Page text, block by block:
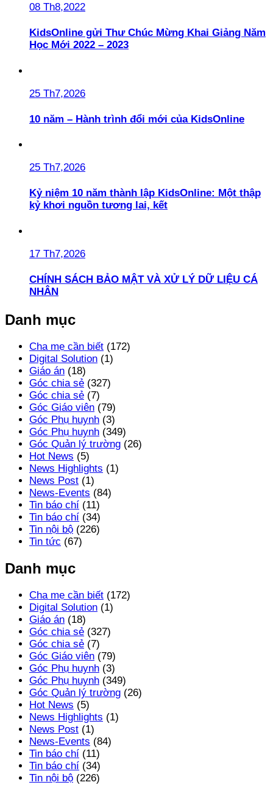
08 Th8,2022
KidsOnline gửi Thư Chúc Mừng Khai Giảng Năm
Học Mới 2022 – 2023
25 Th7,2026
10 năm – Hành trình đổi mới của KidsOnline
25 Th7,2026
Kỷ niệm 10 năm thành lập KidsOnline: Một thập
kỷ khơi nguồn tương lai, kết
17 Th7,2026
CHÍNH SÁCH BẢO MẬT VÀ XỬ LÝ DỮ LIỆU CÁ
NHÂN
Danh mục
Cha mẹ cần biết (172)
Digital Solution (1)
Giáo án (18)
Góc chia sẻ (327)
Góc chia sẻ (7)
Góc Giáo viên (79)
Góc Phụ huynh (3)
Góc Phụ huynh (349)
Góc Quản lý trường (26)
Hot News (5)
News Highlights (1)
News Post (1)
News-Events (84)
Tin báo chí (11)
Tin báo chí (34)
Tin nội bộ (226)
Tin tức (67)
Danh mục
Cha mẹ cần biết (172)
Digital Solution (1)
Giáo án (18)
Góc chia sẻ (327)
Góc chia sẻ (7)
Góc Giáo viên (79)
Góc Phụ huynh (3)
Góc Phụ huynh (349)
Góc Quản lý trường (26)
Hot News (5)
News Highlights (1)
News Post (1)
News-Events (84)
Tin báo chí (11)
Tin báo chí (34)
Tin nội bộ (226)